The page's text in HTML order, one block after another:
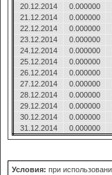
20.12.2014
0.000000
21.12.2014
0.000000
22.12.2014
0.000000
23.12.2014
0.000000
24.12.2014
0.000000
25.12.2014
0.000000
26.12.2014
0.000000
27.12.2014
0.000000
28.12.2014
0.000000
29.12.2014
0.000000
30.12.2014
0.000000
31.12.2014
0.000000
Условия: при